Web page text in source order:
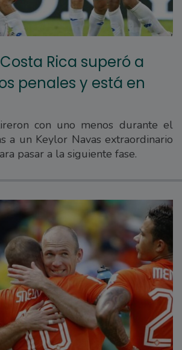
Costa Rica superó a
penales y está en
con uno menos durante el
a un Keylor Navas extraordinario
pasar a la siguiente fase.